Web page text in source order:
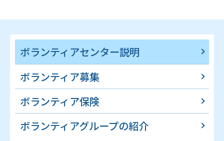
ボランティアセンター説明
ボランティア募集
ボランティア保険
ボランティアグループの紹介